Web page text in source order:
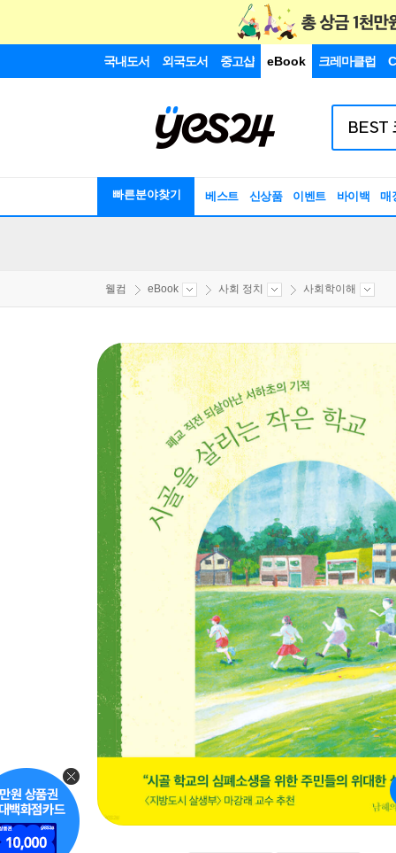
국내도서 외국도서 중고샵 eBook 크레마클럽
빠른분야찾기 베스트 신상품 이벤트 바이백 매
웰컴 eBook 사회 정치 사회학이해